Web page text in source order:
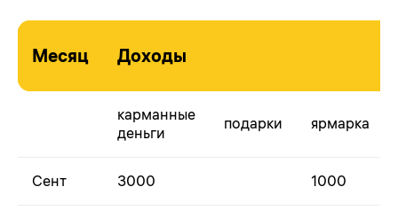
Месяц Доходы
карманные
деньги
подарки ярмарка
Сент 3000 1000